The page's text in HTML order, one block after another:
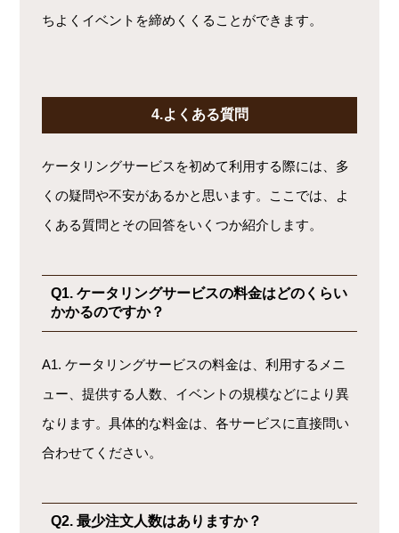
ちよくイベントを締めくくることができます。
4.よくある質問
ケータリングサービスを初めて利用する際には、多
くの疑問や不安があるかと思います。ここでは、よ
くある質問とその回答をいくつか紹介します。
Q1. ケータリングサービスの料金はどのくらい
かかるのですか？
A1. ケータリングサービスの料金は、利用するメニ
ュー、提供する人数、イベントの規模などにより異
なります。具体的な料金は、各サービスに直接問い
合わせてください。
Q2. 最少注文人数はありますか？